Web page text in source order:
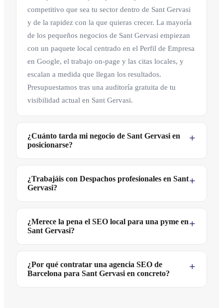
competitivo que sea tu sector dentro de Sant Gervasi
y de la rapidez con la que quieras crecer. La mayoría
de los pequeños negocios de Sant Gervasi empiezan
con un paquete local centrado en el Perfil de Empresa
en Google, el trabajo on-page y las citas locales, y
escalan a medida que llegan los resultados.
Presupuestamos tras una auditoría gratuita de tu
visibilidad actual en Sant Gervasi.
¿Cuánto tarda mi negocio de Sant Gervasi en
posicionarse?
¿Trabajáis con Despachos profesionales en Sant
Gervasi?
¿Merece la pena el SEO local para una pyme en
Sant Gervasi?
¿Por qué contratar una agencia SEO de
Barcelona para Sant Gervasi en concreto?